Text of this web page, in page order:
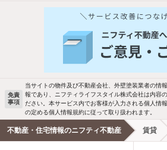
他の人はこんな条件で絞り込んでいます！
バス・トイレ別
洗濯機置場あり
エアコンあり
免責
事項
当サイトの物件及び不動産会社、外壁塗装業者の情
報であり、ニフティライフスタイル株式会社は内容
ださい。本サービス内でお客様が入力される個人情
の定める個人情報規約に従って取り扱われます。
不動産・住宅情報のニフティ不動産 賃貸